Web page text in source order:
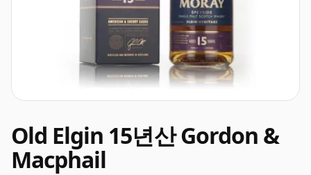
Old Elgin 15년산 Gordon &
Macphail